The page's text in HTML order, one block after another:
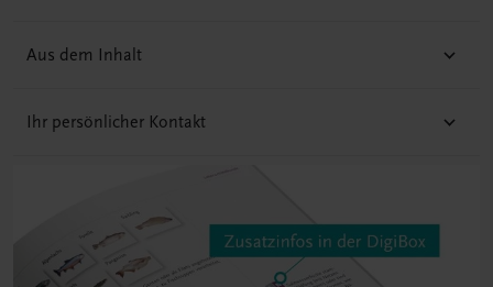
Aus dem Inhalt
Ihr persönlicher Kontakt